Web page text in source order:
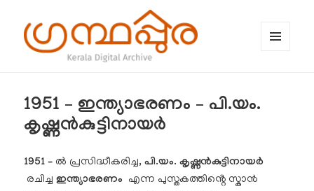
1951 – ഇന്ത്യാഭരണം – പി.യം.
കൃഷ്ണൻകുട്ടിനായർ
1951 – ൽ പ്രസിദ്ധീകരിച്ച,പി.യം. കൃഷ്ണൻകുട്ടിനായർ
രചിച്ചഇന്ത്യാഭരണം
എന്ന പുസ്തകത്തിൻ്റെ സ്കാൻ